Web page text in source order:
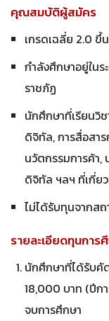
คุณสมบัติผู้สมัคร
เกรดเฉลี่ย 2.0 ขึ้
กำลังศึกษาอยู่ใน
ราชภัฏ
นักศึกษาที่เรียนวิ
ดิจิทัล, การสื่อสา
นวัตกรรมการค้า,
ดิจิทัล ฯลฯ ที่เกี่ย
ไม่ได้รับทุนจากส
รายละเอียดทุนการ
นักศึกษาที่ได้รับคั
18,000 บาท (ปีก
จบการศึกษา